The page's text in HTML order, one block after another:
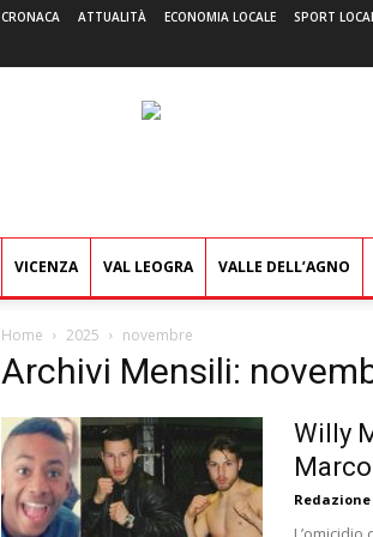
CRONACA ATTUALITÀ ECONOMIA LOCALE SPORT
VICENZA VAL LEOGRA VALLE DELL’AGNO
Home 2025 novembre
Archivi Mensili:
Willy